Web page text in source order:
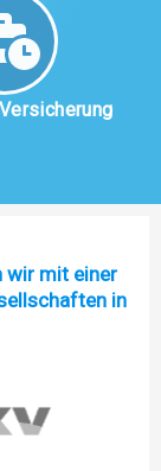
wir mit einer
in